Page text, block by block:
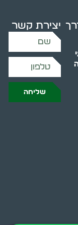
יצירת קשר
שליחה